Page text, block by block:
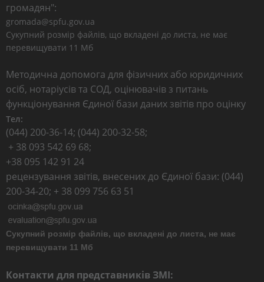
громадян":
gromada@spfu.gov.ua
Сукупний розмір файлів, що вкладені до листа, не має
перевищувати 11 Мб
Методична допомога для фізичних або юридичних
осіб, нотаріусів та СОД, оцінювачів з питань
функціонування Єдиної бази даних звітів про оцінку
Тел:
(044) 200-36-14; (044) 200-32-58;
+ 38 093 542 69 68;
+38 095 142 91 24
рецензування звітів, внесених до Єдиної бази: (044)
200-34-20; + 38 099 756 63 51
Сукупний розмір файлів, що вкладені до листа, не має
перевищувати 11 Мб
Контакти для представників ЗМІ: